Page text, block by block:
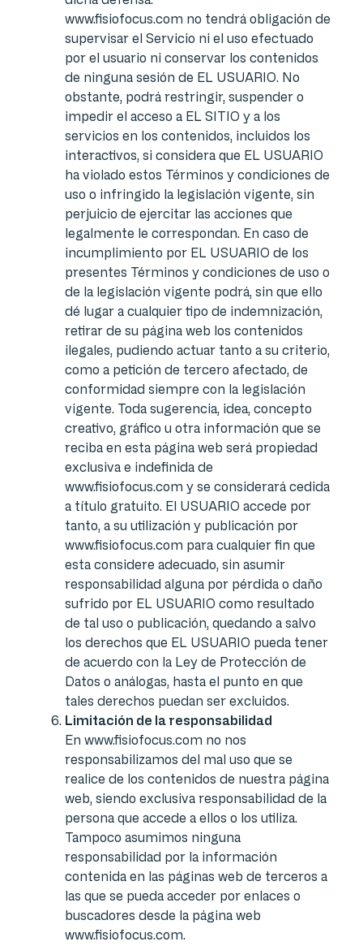
www.fisiofocus.com no tendrá obligación de
supervisar el Servicio ni el uso efectuado
por el usuario ni conservar los contenidos
de ninguna sesión de EL USUARIO. No
obstante, podrá restringir, suspender o
impedir el acceso a EL SITIO y a los
servicios en los contenidos, incluidos los
interactivos, si considera que EL USUARIO
ha violado estos Términos y condiciones de
uso o infringido la legislación vigente, sin
perjuicio de ejercitar las acciones que
legalmente le correspondan. En caso de
incumplimiento por EL USUARIO de los
presentes Términos y condiciones de uso o
de la legislación vigente podrá, sin que ello
dé lugar a cualquier tipo de indemnización,
retirar de su página web los contenidos
ilegales, pudiendo actuar tanto a su criterio,
como a petición de tercero afectado, de
conformidad siempre con la legislación
vigente. Toda sugerencia, idea, concepto
creativo, gráfico u otra información que se
reciba en esta página web será propiedad
exclusiva e indefinida de
www.fisiofocus.com y se considerará cedida
a título gratuito. El USUARIO accede por
tanto, a su utilización y publicación por
www.fisiofocus.com para cualquier fin que
esta considere adecuado, sin asumir
responsabilidad alguna por pérdida o daño
sufrido por EL USUARIO como resultado
de tal uso o publicación, quedando a salvo
los derechos que EL USUARIO pueda tener
de acuerdo con la Ley de Protección de
Datos o análogas, hasta el punto en que
tales derechos puedan ser excluidos.
Limitación de la responsabilidad
En www.fisiofocus.com no nos
responsabilizamos del mal uso que se
realice de los contenidos de nuestra página
web, siendo exclusiva responsabilidad de la
persona que accede a ellos o los utiliza.
Tampoco asumimos ninguna
responsabilidad por la información
contenida en las páginas web de terceros a
las que se pueda acceder por enlaces o
buscadores desde la página web
www.fisiofocus.com.